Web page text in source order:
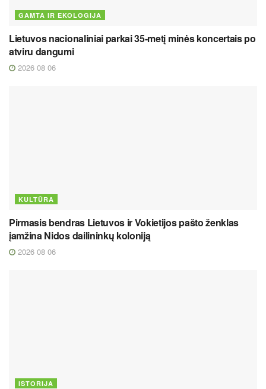
GAMTA IR EKOLOGIJA
Lietuvos nacionaliniai parkai 35-metį minės koncertais po
atviru dangumi
2026 08 06
KULTŪRA
Pirmasis bendras Lietuvos ir Vokietijos pašto ženklas
įamžina Nidos dailininkų koloniją
2026 08 06
ISTORIJA